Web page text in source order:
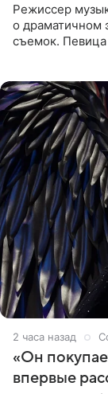
Режиссер
о драматичном
съемок.
2 часа назад
«Он
впервые